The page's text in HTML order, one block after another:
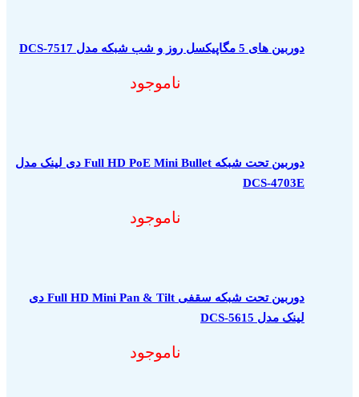
دوربین های 5 مگاپیکسل روز و شب شبکه مدل DCS-7517
ناموجود
دوربین تحت شبکه Full HD PoE Mini Bullet دی لینک مدل
DCS-4703E
ناموجود
دوربین تحت شبکه سقفی Full HD Mini Pan & Tilt دی
لینک مدل DCS-5615
ناموجود